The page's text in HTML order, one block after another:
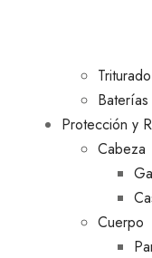
Triturado
Baterías
Protección y
Cabeza
Cuerpo